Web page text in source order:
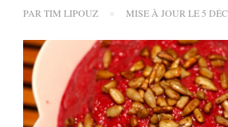
PAR TIM LIPOUZ MISE À JOUR LE 5